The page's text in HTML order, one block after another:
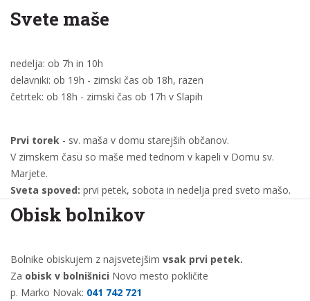
Svete maše
nedelja: ob 7h in 10h
delavniki: ob 19h - zimski čas ob 18h, razen
četrtek: ob 18h - zimski čas ob 17h v Slapih
Prvi torek - sv. maša v domu starejših občanov.
V zimskem času so maše med tednom v kapeli v Domu sv.
Marjete.
Sveta spoved: prvi petek, sobota in nedelja pred sveto mašo.
Obisk bolnikov
Bolnike obiskujem z najsvetejšim vsak prvi petek.
Za obisk v bolnišnici Novo mesto pokličite
p. Marko Novak: 041 742 721